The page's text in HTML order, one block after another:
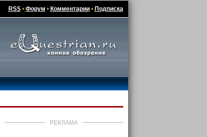
RSS• Форум • Комментарии• Подписка
РЕКЛАМА